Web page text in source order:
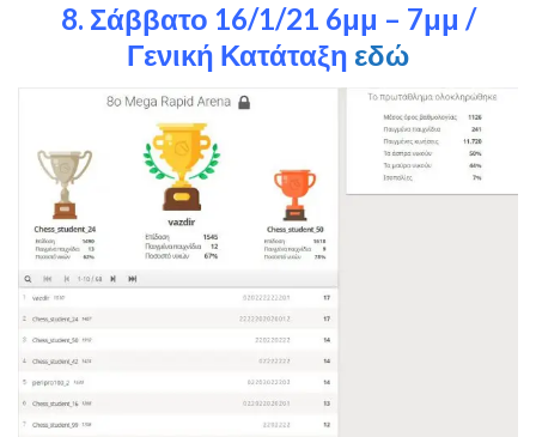
8. Σάββατο 16/1/21 6μμ – 7μμ /
Γενική Κατάταξη εδώ